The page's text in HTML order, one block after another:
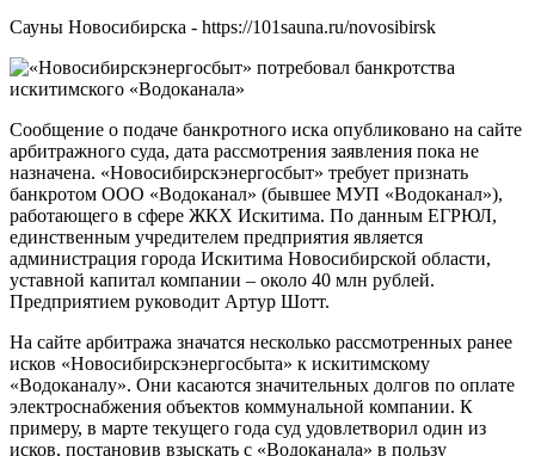
Сауны Новосибирска - https://101sauna.ru/novosibirsk
Сообщение о подаче банкротного иска опубликовано на сайте
арбитражного суда, дата рассмотрения заявления пока не
назначена. «Новосибирскэнергосбыт» требует признать
банкротом ООО «Водоканал» (бывшее МУП «Водоканал»),
работающего в сфере ЖКХ Искитима. По данным ЕГРЮЛ,
единственным учредителем предприятия является
администрация города Искитима Новосибирской области,
уставной капитал компании – около 40 млн рублей.
Предприятием руководит Артур Шотт.
На сайте арбитража значатся несколько рассмотренных ранее
исков «Новосибирскэнергосбыта» к искитимскому
«Водоканалу». Они касаются значительных долгов по оплате
электроснабжения объектов коммунальной компании. К
примеру, в марте текущего года суд удовлетворил один из
исков, постановив взыскать с «Водоканала» в пользу